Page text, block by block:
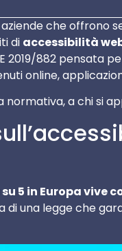
che offrono
di accessibilità
2019/882 pensata
online,
normativa, a chi si
su 5 in Europa
di una legge che